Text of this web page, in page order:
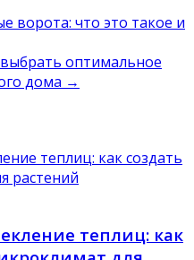
ворота: что это такое и
оптимальное
дома →
теплиц: как